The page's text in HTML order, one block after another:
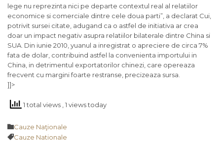
lege nu reprezinta nici pe departe contextul real al relatiilor
economice si comerciale dintre cele doua parti”, a declarat Cui,
potrivit sursei citate, adugand ca o astfel de initiativa ar crea
doar un impact negativ asupra relatiilor bilaterale dintre China si
SUA. Din iunie 2010, yuanul a inregistrat o apreciere de circa 7%
fata de dolar, contribuind astfel la convenienta importului in
China, in detrimentul exportatorilor chinezi, care opereaza
frecvent cu margini foarte restranse, precizeaza sursa.
]]>
1 total views , 1 views today
Category
Cauze Naţionale
Tags
Cauze Nationale